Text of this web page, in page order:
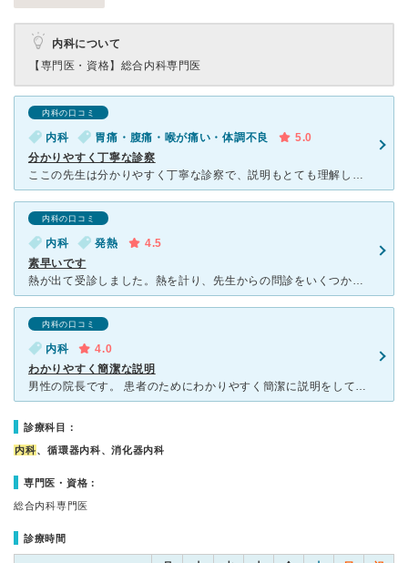
内科について
【専門医・資格】 総合内科専門医
内科の口コミ
内科 胃痛・腹痛・喉が痛い・体調不良
5.0
分かりやすく丁寧な診察
ここの先生は分かりやすく丁寧な診察で、説明もとても理解しやすく安心して受診できます。 看護師の方も明るく優しくて、採血も上手です。 受付の方も、採血のあと時間を置いてから呼んでくださるのか、皆さん
内科の口コミ
内科 発熱
4.5
素早いです
熱が出て受診しました。熱を計り、先生からの問診をいくつか答えたところ、薬を処方してくれて、何日間くらいで治るのかも、簡潔に教えてくれました。 とにかく素早い診察で適切に対応してくださった印象です。玄
内科の口コミ
内科
4.0
わかりやすく簡潔な説明
男性の院長です。 患者のためにわかりやすく簡潔に説明をしてくださいます。 冷たいと思う方のいるかもしれませんが、私はテキパキ診察をしてくださるので ありがたいです。 待合室も清潔で明るい。
診療科目：
内科、循環器内科、消化器内科
専門医・資格：
総合内科専門医
診療時間